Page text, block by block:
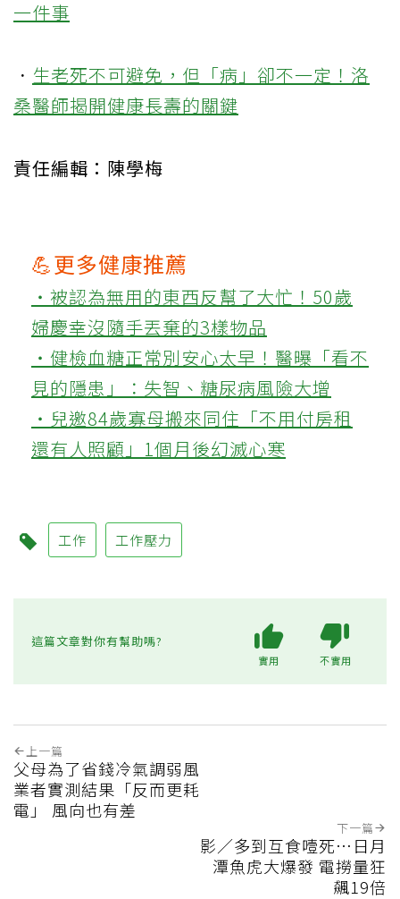
一件事
． 生老死不可避免，但「病」卻不一定！洛
桑醫師揭開健康長壽的關鍵
責任編輯：陳學梅
💪更多健康推薦
‧被認為無用的東西反幫了大忙！50歲
婦慶幸沒隨手丟棄的3樣物品
‧健檢血糖正常別安心太早！醫曝「看不
見的隱患」：失智、糖尿病風險大增
‧兒邀84歲寡母搬來同住「不用付房租
還有人照顧」1個月後幻滅心寒
工作 工作壓力
這篇文章對你有幫助嗎?
實用 不實用
上一篇
父母為了省錢冷氣調弱風
業者實測結果「反而更耗
電」 風向也有差
下一篇
影／多到互食噎死…日月
潭魚虎大爆發 電撈量狂
飆19倍